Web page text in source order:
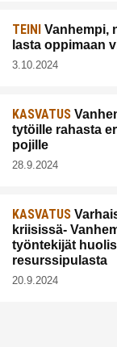
TEINI Vanhempi,
lasta oppimaan
3.10.2024
KASVATUS
tytöille rahasta
pojille
28.9.2024
KASVATUS
kriisissä-
työntekijät
resurssipulasta
20.9.2024